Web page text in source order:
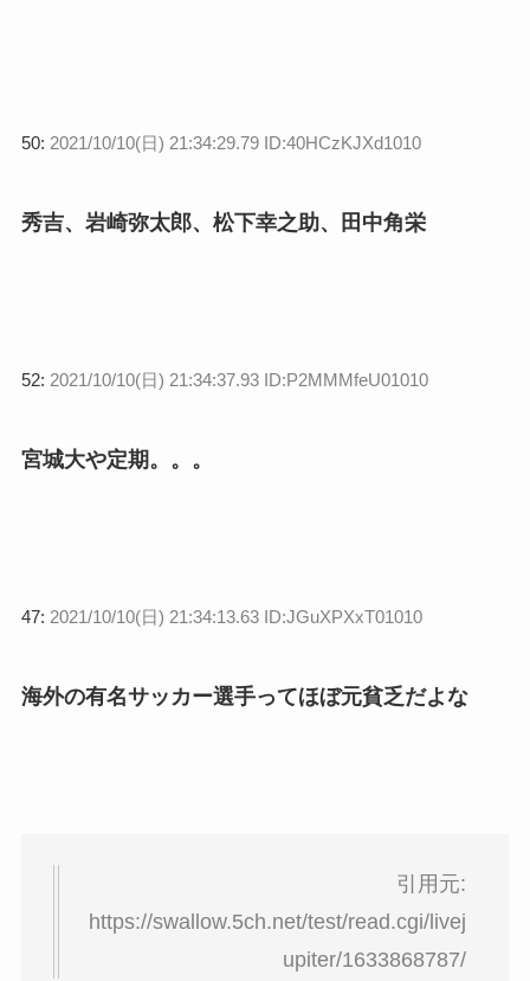
50: 2021/10/10(日) 21:34:29.79 ID:40HCzKJXd1010
秀吉、岩崎弥太郎、松下幸之助、田中角栄
52: 2021/10/10(日) 21:34:37.93 ID:P2MMMfeU01010
宮城大や定期。。。
47: 2021/10/10(日) 21:34:13.63 ID:JGuXPXxT01010
海外の有名サッカー選手ってほぼ元貧乏だよな
引用元:
https://swallow.5ch.net/test/read.cgi/livej
upiter/1633868787/